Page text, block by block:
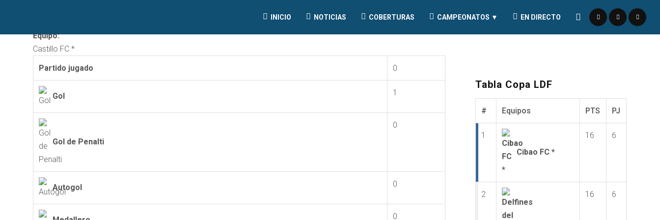
INICIO NOTICIAS COBERTURAS CAMPEONATOS ▼ EN DIRECTO
Equipo:
Castillo FC *
Partido jugado 0
Gol 1
Gol de Penalti
0
Autogol 0
0
Tabla Copa LDF
# Equipos PTS PJ
1
Cibao FC *
16 6
2 16 6